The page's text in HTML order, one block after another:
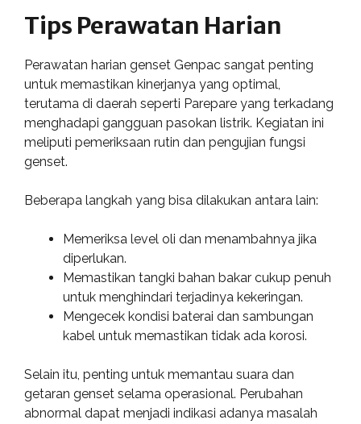
Tips Perawatan Harian
Perawatan harian genset Genpac sangat penting
untuk memastikan kinerjanya yang optimal,
terutama di daerah seperti Parepare yang terkadang
menghadapi gangguan pasokan listrik. Kegiatan ini
meliputi pemeriksaan rutin dan pengujian fungsi
genset.
Beberapa langkah yang bisa dilakukan antara lain:
Memeriksa level oli dan menambahnya jika
diperlukan.
Memastikan tangki bahan bakar cukup penuh
untuk menghindari terjadinya kekeringan.
Mengecek kondisi baterai dan sambungan
kabel untuk memastikan tidak ada korosi.
Selain itu, penting untuk memantau suara dan
getaran genset selama operasional. Perubahan
abnormal dapat menjadi indikasi adanya masalah